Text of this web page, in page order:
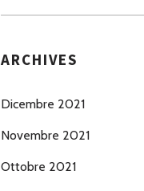
ARCHIVES
Dicembre 2021
Novembre 2021
Ottobre 2021